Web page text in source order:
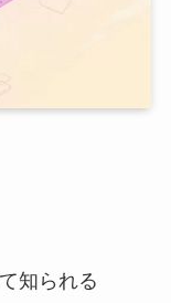
知られる